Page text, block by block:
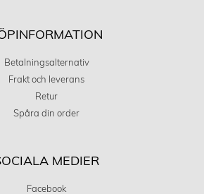
Betalningsalternativ
Frakt och leverans
Retur
Spåra din order
MEDIER
Facebook